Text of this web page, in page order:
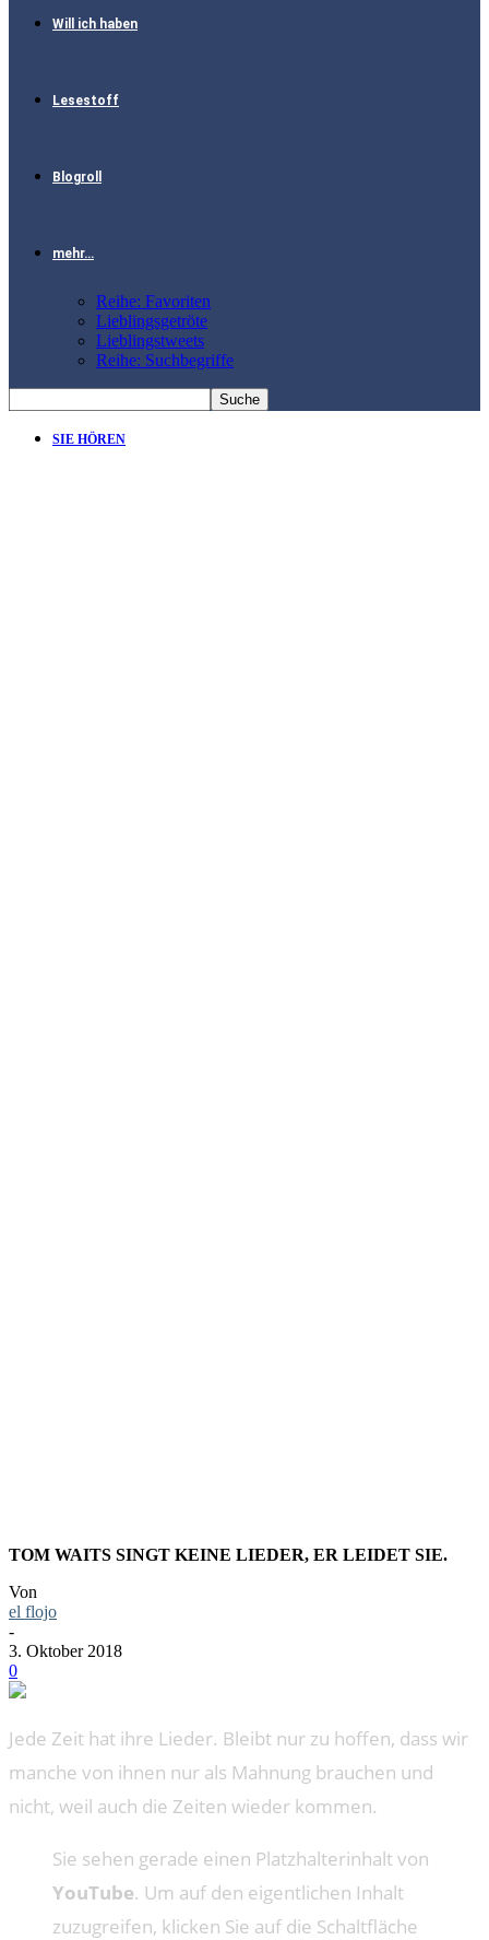
Will ich haben
Lesestoff
Blogroll
mehr…
Reihe: Favoriten
Lieblingsgetröte
Lieblingstweets
Reihe: Suchbegriffe
SIE HÖREN
TOM WAITS SINGT KEINE LIEDER, ER LEIDET SIE.
Von
el flojo
-
3. Oktober 2018
0
Jede Zeit hat ihre Lieder. Bleibt nur zu hoffen, dass wir
manche von ihnen nur als Mahnung brauchen und
nicht, weil auch die Zeiten wieder kommen.
Sie sehen gerade einen Platzhalterinhalt von
YouTube. Um auf den eigentlichen Inhalt
zuzugreifen, klicken Sie auf die Schaltfläche